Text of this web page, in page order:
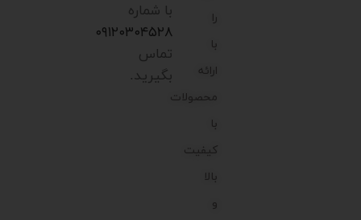
را
با
ارائه
محصولات
با
کیفیت
بالا
و
با شماره
۰۹۱۲۰۳۰۴۵۲۸
تماس
بگیرید.